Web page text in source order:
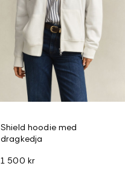
Shield hoodie med
dragkedja
1 500 kr